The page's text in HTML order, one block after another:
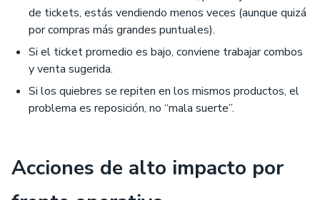
de tickets, estás vendiendo menos veces (aunque quizá
por compras más grandes puntuales).
Si el ticket promedio es bajo, conviene trabajar combos
y venta sugerida.
Si los quiebres se repiten en los mismos productos, el
problema es reposición, no “mala suerte”.
Acciones de alto impacto por